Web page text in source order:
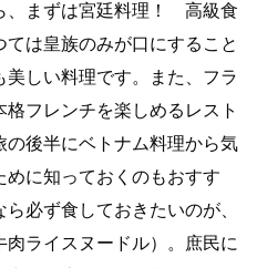
、まずは宮廷料理！ 高級食
は皇族のみが口にすること
しい料理です。また、フラ
フレンチを楽しめるレスト
後半にベトナム料理から気
に知っておくのもおすす
必ず食しておきたいのが、
ライスヌードル）。庶民に